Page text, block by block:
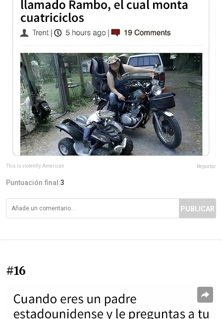
This is violently American Reportar
Puntuación final:3
PUBLICAR
#16